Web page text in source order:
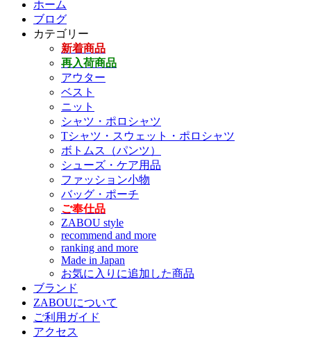
ホーム
ブログ
カテゴリー
新着商品
再入荷商品
アウター
ベスト
ニット
シャツ・ポロシャツ
Tシャツ・スウェット・ポロシャツ
ボトムス（パンツ）
シューズ・ケア用品
ファッション小物
バッグ・ポーチ
ご奉仕品
ZABOU style
recommend and more
ranking and more
Made in Japan
お気に入りに追加した商品
ブランド
ZABOUについて
ご利用ガイド
アクセス